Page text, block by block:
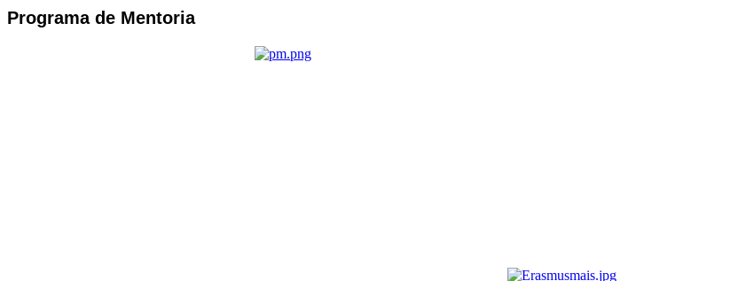
Programa de Mentoria